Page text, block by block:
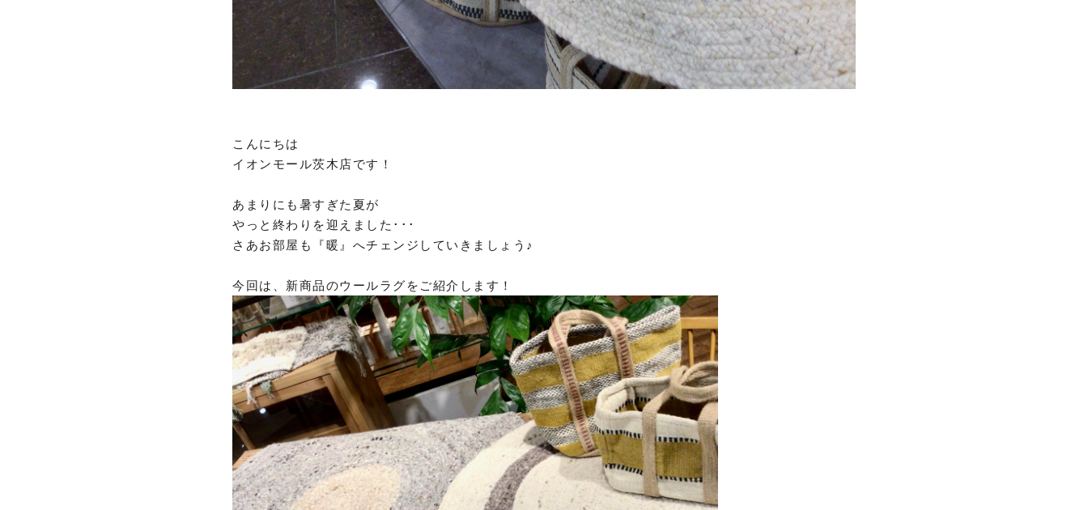
こんにちは
イオンモール茨木店です！
あまりにも暑すぎた夏が
やっと終わりを迎えました･･･
さあお部屋も『暖』へチェンジしていきましょう♪
今回は、新商品のウールラグをご紹介します！